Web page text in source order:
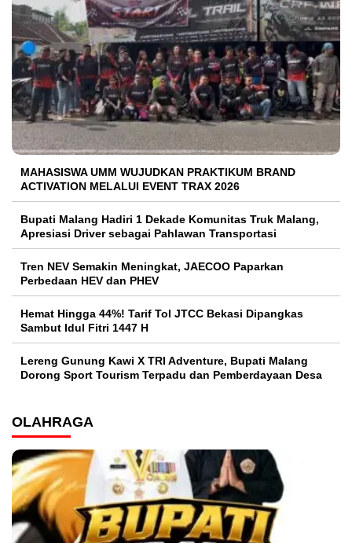
MAHASISWA UMM WUJUDKAN PRAKTIKUM BRAND
ACTIVATION MELALUI EVENT TRAX 2026
Bupati Malang Hadiri 1 Dekade Komunitas Truk Malang,
Apresiasi Driver sebagai Pahlawan Transportasi
Tren NEV Semakin Meningkat, JAECOO Paparkan
Perbedaan HEV dan PHEV
Hemat Hingga 44%! Tarif Tol JTCC Bekasi Dipangkas
Sambut Idul Fitri 1447 H
Lereng Gunung Kawi X TRI Adventure, Bupati Malang
Dorong Sport Tourism Terpadu dan Pemberdayaan Desa
OLAHRAGA